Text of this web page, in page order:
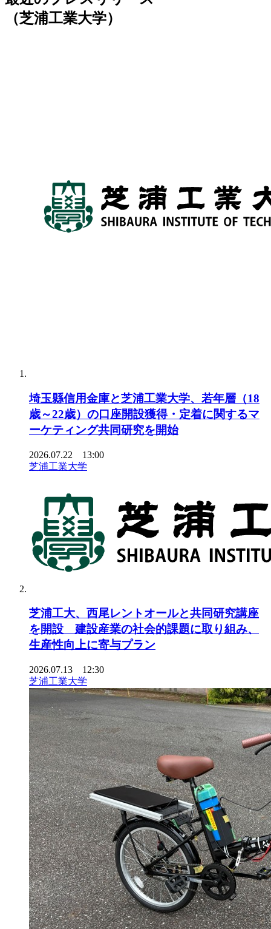
（芝浦工業大学）
埼玉縣信用金庫と芝浦工業大学、若年層（18
歳～22歳）の口座開設獲得・定着に関するマ
ーケティング共同研究を開始
2026.07.22 13:00
芝浦工業大学
芝浦工大、西尾レントオールと共同研究講座
を開設 建設産業の社会的課題に取り組み、
生産性向上に寄与プラン
2026.07.13 12:30
芝浦工業大学